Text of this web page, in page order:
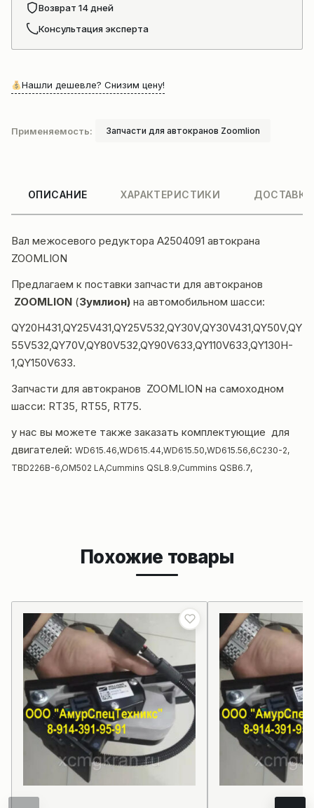
Возврат 14 дней
Консультация эксперта
Нашли дешевле? Снизим цену!
Применяемость: Запчасти для автокранов Zoomlion
ОПИСАНИЕ ХАРАКТЕРИСТИКИ
Вал межосевого редуктора A2504091 автокрана
ZOOMLION
Предлагаем к поставки запчасти для автокранов
ZOOMLION (Зумлион) на автомобильном шасси:
QY20H431,QY25V431,QY25V532,QY30V,QY30V431,QY50V,QY
55V532,QY70V,QY80V532,QY90V633,QY110V633,QY130H-
1,QY150V633.
Запчасти для автокранов ZOOMLION на самоходном
шасси: RT35, RT55, RT75.
у нас вы можете также заказать комплектующие для
двигателей: WD615.46,WD615.44,WD615.50,WD615.56,6C230-2,
TBD226B-6,OM502 LA,Cummins QSL8.9,Cummins QSB6.7,
Похожие товары